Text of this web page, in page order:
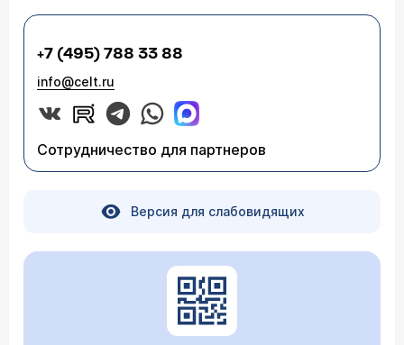
+7 (495) 788 33 88
info@celt.ru
Сотрудничество для партнеров
Версия для слабовидящих